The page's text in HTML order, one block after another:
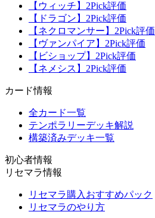
【ウィッチ】2Pick評価
【ドラゴン】2Pick評価
【ネクロマンサー】2Pick評価
【ヴァンパイア】2Pick評価
【ビショップ】2Pick評価
【ネメシス】2Pick評価
カード情報
全カード一覧
テンポラリーデッキ解説
構築済みデッキ一覧
初心者情報
リセマラ情報
リセマラ購入おすすめパック
リセマラのやり方